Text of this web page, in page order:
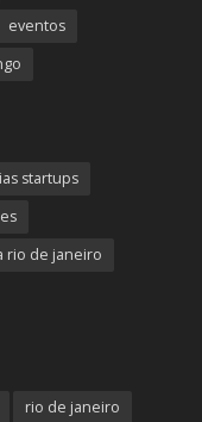
eventos
startups
rio de janeiro
rio de janeiro